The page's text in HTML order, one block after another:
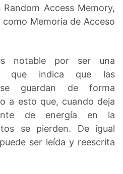
Access Memory,
Memoria de Acceso
notable por ser una
que indica que las
guardan de forma
a esto que, cuando deja
de energía en la
se pierden. De igual
ser leída y reescrita